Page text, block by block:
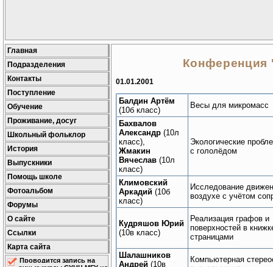
Главная
Подразделения
Контакты
Поступление
Обучение
Проживание, досуг
Школьный фольклор
История
Выпускники
Помощь школе
Фотоальбом
Форумы
О сайте
Ссылки
Карта сайта
Проводится запись на
Конференция
01.01.2001
Балдин Артём
(10б класс)
Весы для микромасс
Бахвалов
Александр (10л
класс),
Жмакин
Вячеслав (10л
класс)
Экологические
с гололёдом
Климовский
Аркадий (10б
класс)
Исследование
воздухе с учётом
Кудряшов Юрий
(10в класс)
Реализация графов и
поверхностей в
страницами
Шалашников
Андрей (10в
Компьютерная